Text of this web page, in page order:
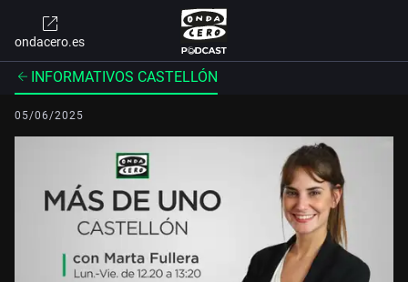
ondacero.es
INFORMATIVOS CASTELLÓN
05/06/2025